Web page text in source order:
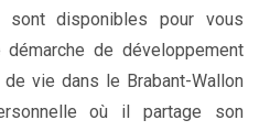
sont disponibles pour vous
de développement
vie dans le Brabant-Wallon
où il partage son